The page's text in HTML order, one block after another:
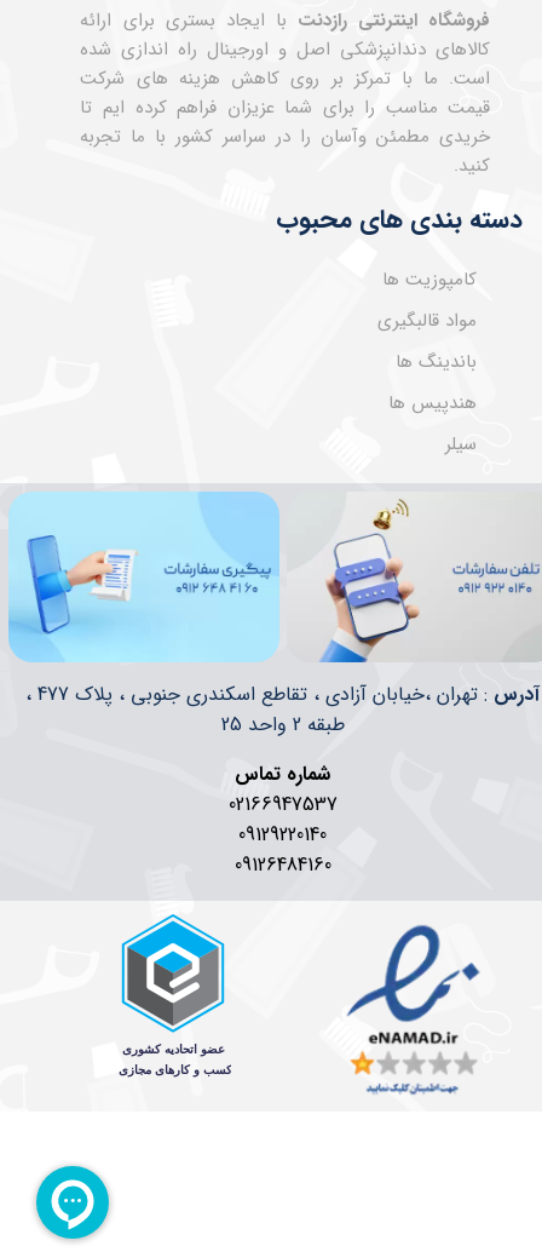
فروشگاه اینترنتی رازدنت با ایجاد بستری برای ارائه
کالاهای دندانپزشکی اصل و اورجینال راه اندازی شده
است. ما با تمرکز بر روی کاهش هزینه های شرکت
قیمت مناسب را برای شما عزیزان فراهم کرده ایم تا
خریدی مطمئن وآسان را در سراسر کشور با ما تجربه
کنید.
دسته بندی های محبوب
کامپوزیت ها
مواد قالبگیری
باندینگ ها
هندپیس ها
سیلر
​​آدرس
: تهران ،خیابان آزادی ، تقاطع اسکندری جنوبی ، پلاک 477 ،
طبقه 2 واحد 25
شماره تماس
02166947537
09129220140
09126484160